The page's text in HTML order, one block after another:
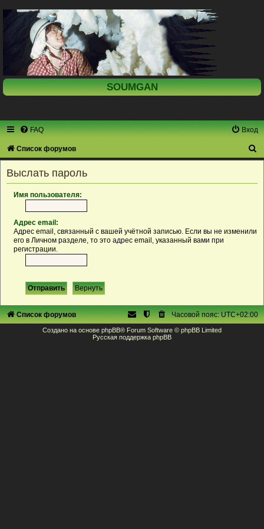
SOUMGAN
FAQ Вход
Список форумов
Выслать пароль
Имя пользователя:
Адрес email:
Адрес email, связанный с вашей учётной записью. Если вы не изменили
его в Личном разделе, то это адрес email, указанный вами при
регистрации.
Список форумов Часовой пояс:UTC+02:00
Создано на основе phpBB® Forum Software © phpBB Limited
Русская поддержка phpBB